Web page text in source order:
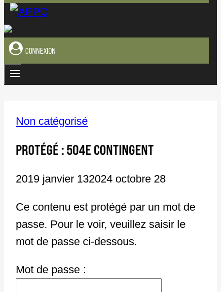
CONNEXION
Non catégorisé
PROTÉGÉ : 504E CONTINGENT
2019 janvier 132024 octobre 28
Ce contenu est protégé par un mot de
passe. Pour le voir, veuillez saisir le
mot de passe ci-dessous.
Mot de passe :